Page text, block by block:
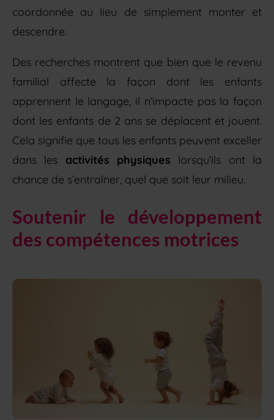
coordonnée au lieu de simplement monter et
descendre.
Des recherches montrent que bien que le revenu
familial affecte la façon dont les enfants
apprennent le langage, il n’impacte pas la façon
dont les enfants de 2 ans se déplacent et jouent.
Cela signifie que tous les enfants peuvent exceller
dans les activités physiques lorsqu’ils ont la
chance de s’entraîner, quel que soit leur milieu.
Soutenir le développement
des compétences motrices